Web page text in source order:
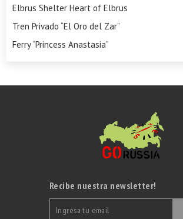
Elbrus Shelter Heart of Elbrus
Tren Privado “El Oro del Zar”
Ferry “Princess Anastasia”
Recibe nuestra newsletter!